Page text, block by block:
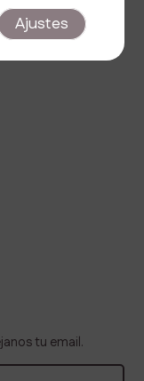
tu email.
Ajustes